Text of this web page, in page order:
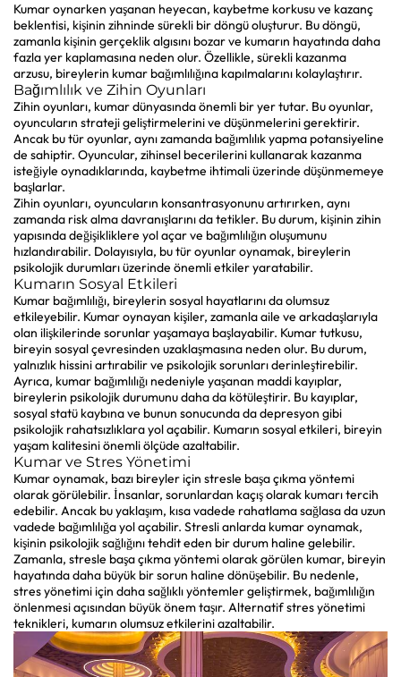
Kumar oynarken yaşanan heyecan, kaybetme korkusu ve kazanç
beklentisi, kişinin zihninde sürekli bir döngü oluşturur. Bu döngü,
zamanla kişinin gerçeklik algısını bozar ve kumarın hayatında daha
fazla yer kaplamasına neden olur. Özellikle, sürekli kazanma
arzusu, bireylerin kumar bağımlılığına kapılmalarını kolaylaştırır.
Bağımlılık ve Zihin Oyunları
Zihin oyunları, kumar dünyasında önemli bir yer tutar. Bu oyunlar,
oyuncuların strateji geliştirmelerini ve düşünmelerini gerektirir.
Ancak bu tür oyunlar, aynı zamanda bağımlılık yapma potansiyeline
de sahiptir. Oyuncular, zihinsel becerilerini kullanarak kazanma
isteğiyle oynadıklarında, kaybetme ihtimali üzerinde düşünmemeye
başlarlar.
Zihin oyunları, oyuncuların konsantrasyonunu artırırken, aynı
zamanda risk alma davranışlarını da tetikler. Bu durum, kişinin zihin
yapısında değişikliklere yol açar ve bağımlılığın oluşumunu
hızlandırabilir. Dolayısıyla, bu tür oyunlar oynamak, bireylerin
psikolojik durumları üzerinde önemli etkiler yaratabilir.
Kumarın Sosyal Etkileri
Kumar bağımlılığı, bireylerin sosyal hayatlarını da olumsuz
etkileyebilir. Kumar oynayan kişiler, zamanla aile ve arkadaşlarıyla
olan ilişkilerinde sorunlar yaşamaya başlayabilir. Kumar tutkusu,
bireyin sosyal çevresinden uzaklaşmasına neden olur. Bu durum,
yalnızlık hissini artırabilir ve psikolojik sorunları derinleştirebilir.
Ayrıca, kumar bağımlılığı nedeniyle yaşanan maddi kayıplar,
bireylerin psikolojik durumunu daha da kötüleştirir. Bu kayıplar,
sosyal statü kaybına ve bunun sonucunda da depresyon gibi
psikolojik rahatsızlıklara yol açabilir. Kumarın sosyal etkileri, bireyin
yaşam kalitesini önemli ölçüde azaltabilir.
Kumar ve Stres Yönetimi
Kumar oynamak, bazı bireyler için stresle başa çıkma yöntemi
olarak görülebilir. İnsanlar, sorunlardan kaçış olarak kumarı tercih
edebilir. Ancak bu yaklaşım, kısa vadede rahatlama sağlasa da uzun
vadede bağımlılığa yol açabilir. Stresli anlarda kumar oynamak,
kişinin psikolojik sağlığını tehdit eden bir durum haline gelebilir.
Zamanla, stresle başa çıkma yöntemi olarak görülen kumar, bireyin
hayatında daha büyük bir sorun haline dönüşebilir. Bu nedenle,
stres yönetimi için daha sağlıklı yöntemler geliştirmek, bağımlılığın
önlenmesi açısından büyük önem taşır. Alternatif stres yönetimi
teknikleri, kumarın olumsuz etkilerini azaltabilir.